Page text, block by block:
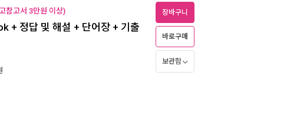
참고서 3만원 이상)
+ 정답 및 해설 + 단어장 + 기출
장바구니
바로구매
보관함